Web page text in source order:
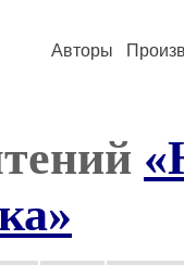
Авторы